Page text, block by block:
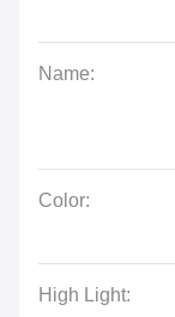
Name:
Color:
High Light: